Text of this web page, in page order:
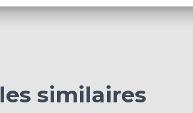
similaires